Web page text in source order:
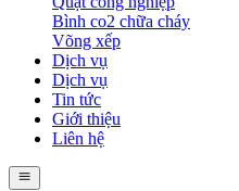
Bình co2 chữa cháy
Võng xếp
Dịch vụ
Dịch vụ
Tin tức
Giới thiệu
Liên hệ